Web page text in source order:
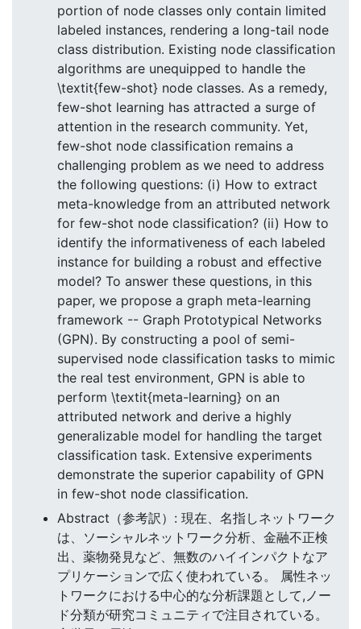
portion of node classes only contain limited
labeled instances, rendering a long-tail node
class distribution. Existing node classification
algorithms are unequipped to handle the
\textit{few-shot} node classes. As a remedy,
few-shot learning has attracted a surge of
attention in the research community. Yet,
few-shot node classification remains a
challenging problem as we need to address
the following questions: (i) How to extract
meta-knowledge from an attributed network
for few-shot node classification? (ii) How to
identify the informativeness of each labeled
instance for building a robust and effective
model? To answer these questions, in this
paper, we propose a graph meta-learning
framework -- Graph Prototypical Networks
(GPN). By constructing a pool of semi-
supervised node classification tasks to mimic
the real test environment, GPN is able to
perform \textit{meta-learning} on an
attributed network and derive a highly
generalizable model for handling the target
classification task. Extensive experiments
demonstrate the superior capability of GPN
in few-shot node classification.
Abstract（参考訳）: 現在、名指しネットワーク
は、ソーシャルネットワーク分析、金融不正検
出、薬物発見など、無数のハイインパクトなア
プリケーションで広く使われている。 属性ネッ
トワークにおける中心的な分析課題として,ノー
ド分類が研究コミュニティで注目されている。